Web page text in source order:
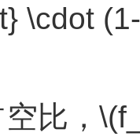
\cdot
比，